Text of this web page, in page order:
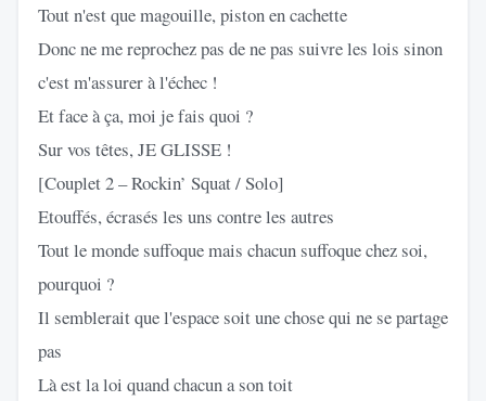
Tout n'est que magouille, piston en cachette
Donc ne me reprochez pas de ne pas suivre les lois sinon
c'est m'assurer à l'échec !
Et face à ça, moi je fais quoi ?
Sur vos têtes, JE GLISSE !
[Couplet 2 – Rockin’ Squat / Solo]
Etouffés, écrasés les uns contre les autres
Tout le monde suffoque mais chacun suffoque chez soi,
pourquoi ?
Il semblerait que l'espace soit une chose qui ne se partage
pas
Là est la loi quand chacun a son toit